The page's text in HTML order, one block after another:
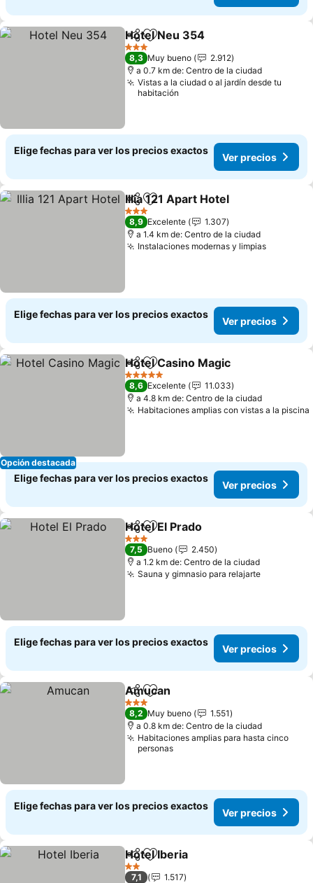
CompartirAgregar a favoritos
Hotel Neu 354
3 Estrellas
8,3 Muy bueno
2.912
a 0.7 km de: Centro de la ciudad
Vistas a la ciudad o al jardín desde tu
habitación
Elige fechas para ver los precios exactos
Ver precios
CompartirAgregar a favoritos
Illia 121 Apart Hotel
3 Estrellas
8,9 Excelente
1.307
a 1.4 km de: Centro de la ciudad
Instalaciones modernas y limpiasVer
Elige fechas para ver los precios exactos
Ver precios
Opción destacada
CompartirAgregar a favoritos
Hotel Casino Magic
5 Estrellas
8,6 Excelente
11.033
a 4.8 km de: Centro de la ciudad
Habitaciones amplias con vistas a la piscina
Elige fechas para ver los precios exactos
Ver precios
CompartirAgregar a favoritos
Hotel El Prado
3 Estrellas
7,5 Bueno
2.450
a 1.2 km de: Centro de la ciudad
Sauna y gimnasio para relajarteVer
Elige fechas para ver los precios exactos
Ver precios
CompartirAgregar a favoritos
Amucan
3 Estrellas
8,2 Muy bueno
1.551
a 0.8 km de: Centro de la ciudad
Habitaciones amplias para hasta cinco
personas
Elige fechas para ver los precios exactos
Ver precios
CompartirAgregar a favoritos
Hotel Iberia
2 Estrellas
7,1
1.517